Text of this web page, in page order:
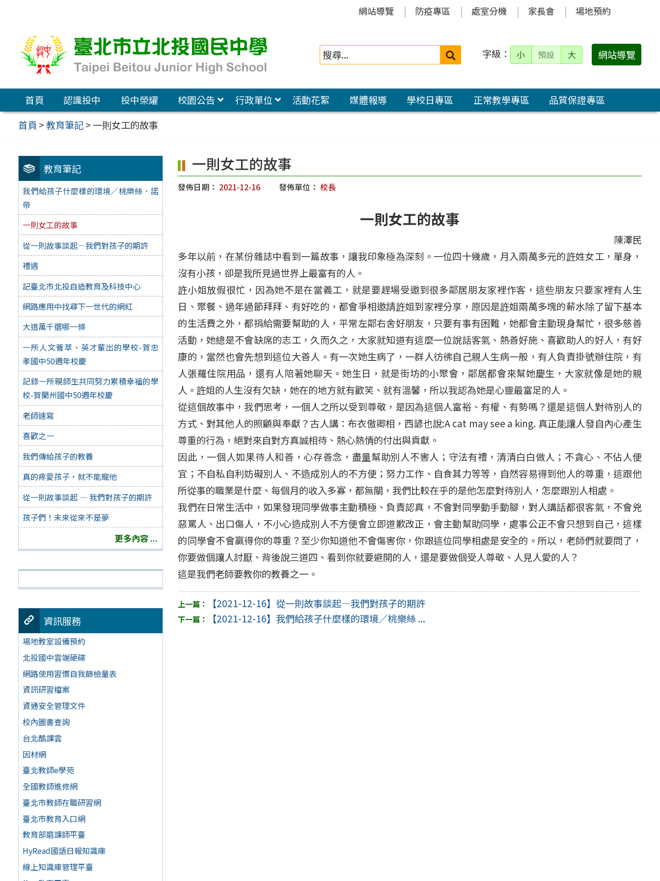
容
區
網站導覽 防疫專區 處室分機 家長會 場地預約
搜
字級： 小 預設 大 網站導覽
首頁 認識投中 投中榮耀 校園公告 行政單位 活動花絮 媒體報導 學校日專區 正常教學專區
品質保證專區
首頁 >教育筆記> 一則女工的故事
教育筆記
我們給孩子什麼樣的環境／桃樂絲．諾
帝
一則女工的故事
從一則故事談起—我們對孩子的期許
禮遇
記臺北市北投自造教育及科技中心
網路應用中找尋下一世代的網紅
大道萬千選哪一條
一所人文薈萃、英才輩出的學校-賀忠
孝國中50週年校慶
記錄一所親師生共同努力累積幸福的學
校-賀蘭州國中50週年校慶
老師速寫
喜歡之一
我們傳給孩子的教養
真的疼愛孩子，就不能寵他
從一則故事談起 — 我們對孩子的期許
孩子們！未來從來不是夢
更多內容 ...
資訊服務
場地教室設備預約
北投國中雲端硬碟
網路使用習慣自我篩檢量表
資訊研習檔案
資通安全管理文件
校內圖書查詢
台北酷課雲
因材網
臺北教師e學苑
全國教師進修網
臺北市教師在職研習網
臺北市教育入口網
教育部磨課師平臺
HyRead國語日報知識庫
線上知識庫管理平臺
一則女工的故事
發佈日期： 2021-12-16 發佈單位： 校長
一則女工的故事
陳澤民
多年以前，在某份雜誌中看到一篇故事，讓我印象極為深刻。一位四十幾歲，月入兩萬多元的許姓女工，單身，
沒有小孩，卻是我所見過世界上最富有的人。
許小姐放假很忙，因為她不是在當義工，就是要趕場受邀到很多鄰居朋友家裡作客，這些朋友只要家裡有人生
日、聚餐、過年過節拜拜、有好吃的，都會爭相邀請許姐到家裡分享，原因是許姐兩萬多塊的薪水除了留下基本
的生活費之外，都捐給需要幫助的人，平常左鄰右舍好朋友，只要有事有困難，她都會主動現身幫忙，很多慈善
活動，她總是不會缺席的志工，久而久之，大家就知道有這麼一位說話客氣、熱善好施、喜歡助人的好人，有好
康的，當然也會先想到這位大善人。有一次她生病了，一群人彷彿自己親人生病一般，有人負責掛號辦住院，有
人張羅住院用品，還有人陪著她聊天。她生日，就是街坊的小聚會，鄰居都會來幫她慶生，大家就像是她的親
人。 許姐的人生沒有欠缺，她在的地方就有歡笑、就有溫馨，所以我認為她是心靈最富足的人。
從這個故事中，我們思考，一個人之所以受到尊敬，是因為這個人富裕、有權、有勢嗎？還是這個人對待別人的
方式、對其他人的照顧與奉獻？古人講：布衣傲卿相，西諺也說:A cat may see a king. 真正能讓人發自內心產生
尊重的行為，絕對來自對方真誠相待、熱心熱情的付出與貢獻。
因此，一個人如果待人和善，心存善念，盡量幫助別人不害人；守法有禮，清清白白做人；不貪心、不佔人便
宜；不自私自利妨礙別人、不造成別人的不方便；努力工作、自食其力等等，自然容易得到他人的尊重，這跟他
所從事的職業是什麼、每個月的收入多寡，都無關，我們比較在乎的是他怎麼對待別人，怎麼跟別人相處。
我們在日常生活中，如果發現同學做事主動積極、負責認真，不會對同學動手動腳，對人講話都很客氣，不會兇
惡罵人、出口傷人，不小心造成別人不方便會立即道歉改正，會主動幫助同學，處事公正不會只想到自己，這樣
的同學會不會贏得你的尊重？至少你知道他不會傷害你，你跟這位同學相處是安全的。所以，老師們就要問了，
你要做個讓人討厭、背後說三道四、看到你就要避開的人，還是要做個受人尊敬、人見人愛的人？
這是我們老師要教你的教養之一。
【2021-12-16】從一則故事談起—我們對孩子的期許
【2021-12-16】我們給孩子什麼樣的環境／桃樂絲 ...